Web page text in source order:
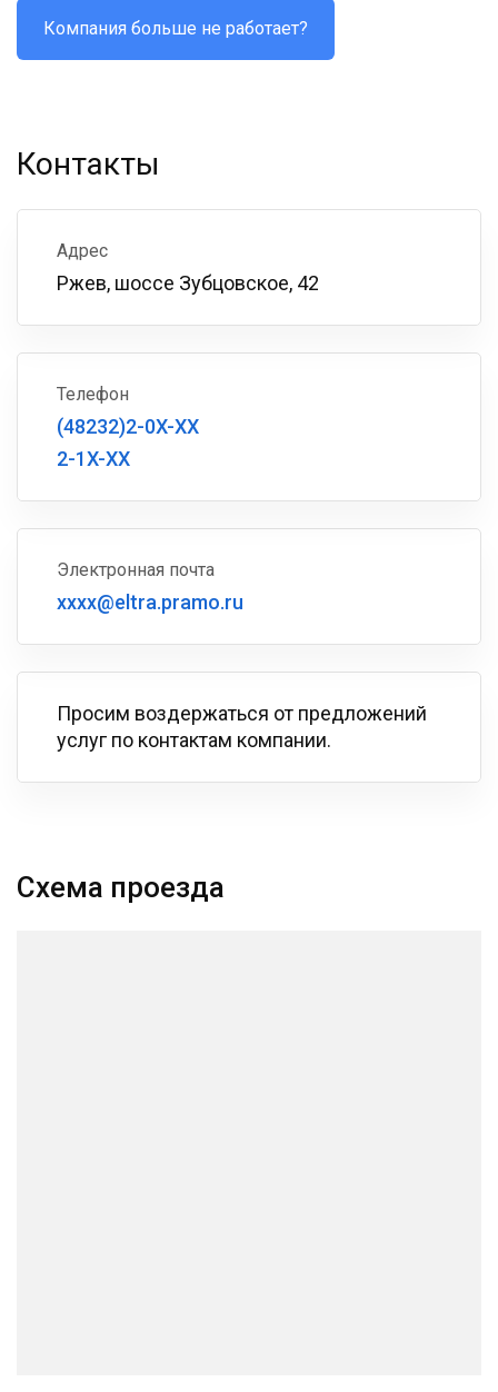
Компания больше не работает?
Контакты
Адрес
Ржев, шоссе Зубцовское, 42
Телефон
(48232)2-0X-XX
2-1X-XX
Электронная почта
xxxx@eltra.pramo.ru
Просим воздержаться от предложений
услуг по контактам компании.
Схема проезда